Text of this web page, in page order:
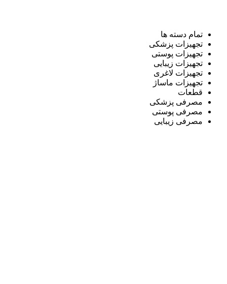
تمام دسته ها
تجهیزات پزشکی
تجهیزات پوستی
تجهیزات زیبایی
تجهیزات لاغری
تجهیزات ماساژ
قطعات
مصرفی پزشکی
مصرفی پوستی
مصرفی زیبایی